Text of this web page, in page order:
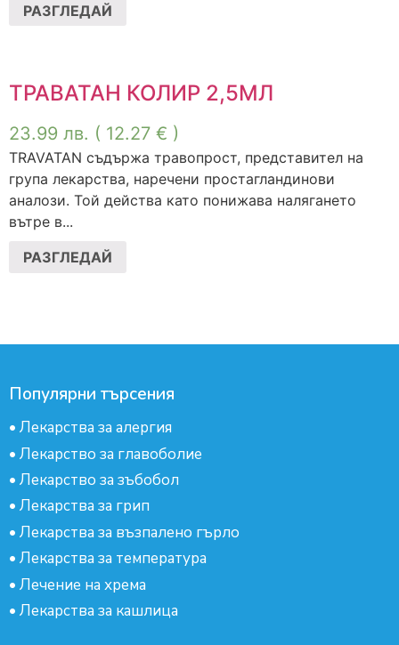
РАЗГЛЕДАЙ
ТРАВАТАН КОЛИР 2,5МЛ
23.99 лв. ( 12.27 € )
TRAVATAN съдържа травопрост, представител на
група лекарства, наречени простагландинови
аналози. Той действа като понижава налягането
вътре в...
РАЗГЛЕДАЙ
Популярни търсения
• Лекарства за алергия
• Лекарство за главоболие
• Лекарство за зъбобол
• Лекарства за грип
• Лекарства за възпалено гърло
• Лекарства за температура
• Лечение на хрема
• Лекарства за кашлица